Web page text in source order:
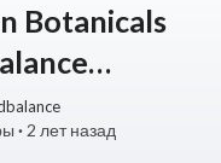
Botanicals
The REAL
· 2 лет назад